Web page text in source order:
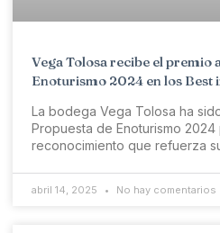
Vega Tolosa recibe el premio
Enoturismo 2024 en los Best
La bodega Vega Tolosa ha
Propuesta de Enoturismo
reconocimiento que refuerza
abril 14, 2025 No hay comentarios